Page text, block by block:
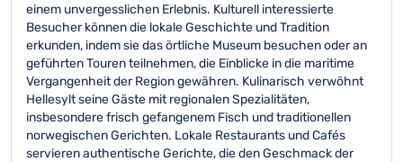
einem unvergesslichen Erlebnis. Kulturell interessierte
Besucher können die lokale Geschichte und Tradition
erkunden, indem sie das örtliche Museum besuchen oder an
geführten Touren teilnehmen, die Einblicke in die maritime
Vergangenheit der Region gewähren. Kulinarisch verwöhnt
Hellesylt seine Gäste mit regionalen Spezialitäten,
insbesondere frisch gefangenem Fisch und traditionellen
norwegischen Gerichten. Lokale Restaurants und Cafés
servieren authentische Gerichte, die den Geschmack der